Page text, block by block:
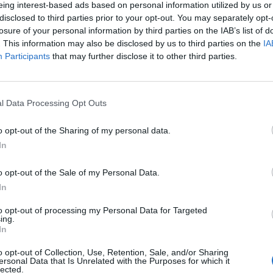
interest-based ads based on personal information utilized by us
to third parties prior to your opt-out. You may separately
of your personal information by third parties on the IAB’s list of
This information may also be disclosed by us to third parties on the
Participants that may further disclose it to other third parties.
Data Processing Opt Outs
opt-out of the Sharing of my personal data.
opt-out of the Sale of my Personal Data.
opt-out of processing my Personal Data for Targeted
opt-out of Collection, Use, Retention, Sale, and/or Sharing
Data that Is Unrelated with the Purposes for which it
une carence en vitamines, chose qui
et vous reposer, la santé de vos ongles va
et la peau, le manque d’hydratation influence les
d’olive.
de la catégorie B ont souvent un effet négatif
approprié.
: Les produits ménagers contiennent des
avant de commencer des travaux ménagers,
fragilité est le manque de soufre, mais les personnes
peuvent également souffrir d’un manque de
équilibrée sont essentielles pour restaurer la